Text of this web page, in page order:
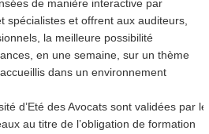
de manière interactive par
spécialistes et offrent aux auditeurs,
la meilleure possibilité
en une semaine, sur un thème
dans un environnement
d’Eté des Avocats sont validées par le
au titre de l’obligation de formation